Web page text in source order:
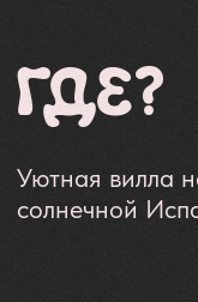
на
нужно